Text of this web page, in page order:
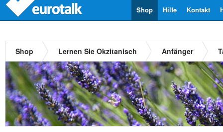
Kontakt
Hilfe
Shop
Shop Lernen Sie Okzitanisch Anfänger